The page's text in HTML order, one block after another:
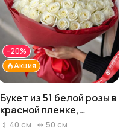
Акция
-20%
Букет из 51 белой розы в
красной пленке,
Россия, 40 см
40 см 50 см